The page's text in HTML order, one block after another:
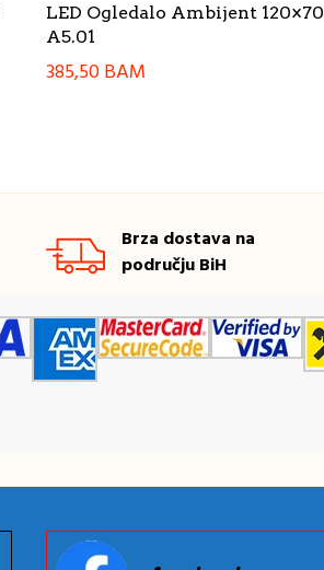
LED Ogledalo Ambijent 120×70
A5.01
385,50BAM
Brza dostava na
području BiH